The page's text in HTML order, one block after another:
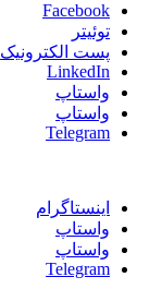
Facebook
توئیتر
پست الکترونیک
LinkedIn
واستاپ
واستاپ
Telegram
اينستاگرام
واستاپ
واستاپ
Telegram